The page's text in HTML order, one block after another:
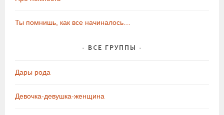
Ты помнишь, как все начиналось…
ВСЕ ГРУППЫ
Дары рода
Девочка-девушка-женщина